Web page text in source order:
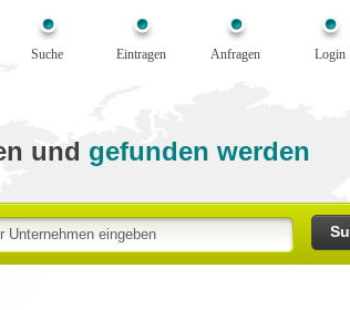
Suche Eintragen Anfragen Login
und gefunden werden